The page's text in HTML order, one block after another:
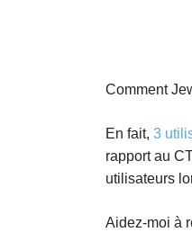
Comment
En fait, 3
rapport au
utilisateurs
Aidez-moi à